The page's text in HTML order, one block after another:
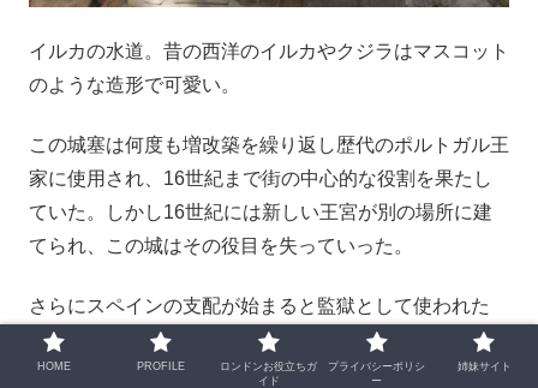
イルカの水道。昔の西洋のイルカやクジラはマスコット
のような造形で可愛い。
この城塞は何度も増改築を繰り返し歴代のポルトガル王
家に使用され、16世紀まで街の中心的な役割を果たし
ていた。しかし16世紀には新しい王宮が別の場所に建
てられ、この城はその役目を失っていった。
さらにスペインの支配が始まると監獄として使われた
り、前述した大地震で損害を受けたりしながら、1900
年代半ばまで放置されていたという。
HOME PROFILE
ロンドンお役立ちガ
イド
プライバシーポリシ
ー
姉妹サイト